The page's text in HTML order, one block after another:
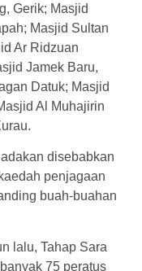
Gerik; Masjid
Masjid Sultan
Ar Ridzuan
Jamek Baru,
Datuk; Masjid
Al Muhajirin
disebabkan
penjagaan
buah-buahan
lalu, Tahap Sara
75 peratus